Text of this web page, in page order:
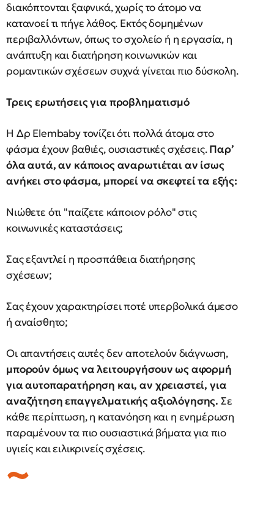
διακόπτονται ξαφνικά, χωρίς το άτομο να
κατανοεί τι πήγε λάθος. Εκτός δομημένων
περιβαλλόντων, όπως το σχολείο ή η εργασία, η
ανάπτυξη και διατήρηση κοινωνικών και
ρομαντικών σχέσεων συχνά γίνεται πιο δύσκολη.
Τρεις ερωτήσεις για προβληματισμό
Η Δρ Elembaby τονίζει ότι πολλά άτομα στο
φάσμα έχουν βαθιές, ουσιαστικές σχέσεις.Παρ’
όλα αυτά, αν κάποιος αναρωτιέται αν ίσως
ανήκει στο φάσμα, μπορεί να σκεφτεί τα εξής:
Νιώθετε ότι "παίζετε κάποιον ρόλο" στις
κοινωνικές καταστάσεις;
Σας εξαντλεί η προσπάθεια διατήρησης
σχέσεων;
Σας έχουν χαρακτηρίσει ποτέ υπερβολικά άμεσο
ή αναίσθητο;
Οι απαντήσεις αυτές δεν αποτελούν διάγνωση,
μπορούν όμως να λειτουργήσουν ως αφορμή
για αυτοπαρατήρηση και, αν χρειαστεί, για
αναζήτηση επαγγελματικής αξιολόγησης. Σε
κάθε περίπτωση, η κατανόηση και η ενημέρωση
παραμένουν τα πιο ουσιαστικά βήματα για πιο
υγιείς και ειλικρινείς σχέσεις.